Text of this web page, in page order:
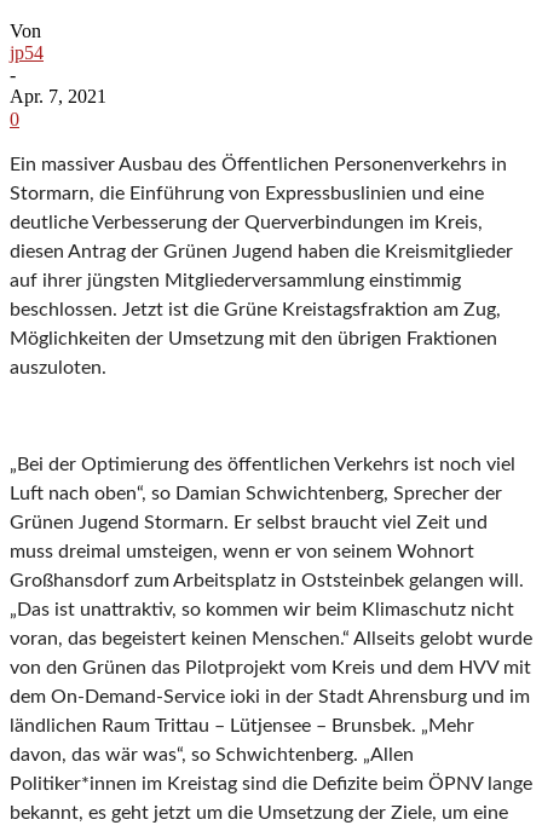
Von
jp54
-
Apr. 7, 2021
0
Ein massiver Ausbau des Öffentlichen Personenverkehrs in
Stormarn, die Einführung von Expressbuslinien und eine
deutliche Verbesserung der Querverbindungen im Kreis,
diesen Antrag der Grünen Jugend haben die Kreismitglieder
auf ihrer jüngsten Mitgliederversammlung einstimmig
beschlossen. Jetzt ist die Grüne Kreistagsfraktion am Zug,
Möglichkeiten der Umsetzung mit den übrigen Fraktionen
auszuloten.
„Bei der Optimierung des öffentlichen Verkehrs ist noch viel
Luft nach oben“, so Damian Schwichtenberg, Sprecher der
Grünen Jugend Stormarn. Er selbst braucht viel Zeit und
muss dreimal umsteigen, wenn er von seinem Wohnort
Großhansdorf zum Arbeitsplatz in Oststeinbek gelangen will.
„Das ist unattraktiv, so kommen wir beim Klimaschutz nicht
voran, das begeistert keinen Menschen.“ Allseits gelobt wurde
von den Grünen das Pilotprojekt vom Kreis und dem HVV mit
dem On-Demand-Service ioki in der Stadt Ahrensburg und im
ländlichen Raum Trittau – Lütjensee – Brunsbek. „Mehr
davon, das wär was“, so Schwichtenberg. „Allen
Politiker*innen im Kreistag sind die Defizite beim ÖPNV lange
bekannt, es geht jetzt um die Umsetzung der Ziele, um eine